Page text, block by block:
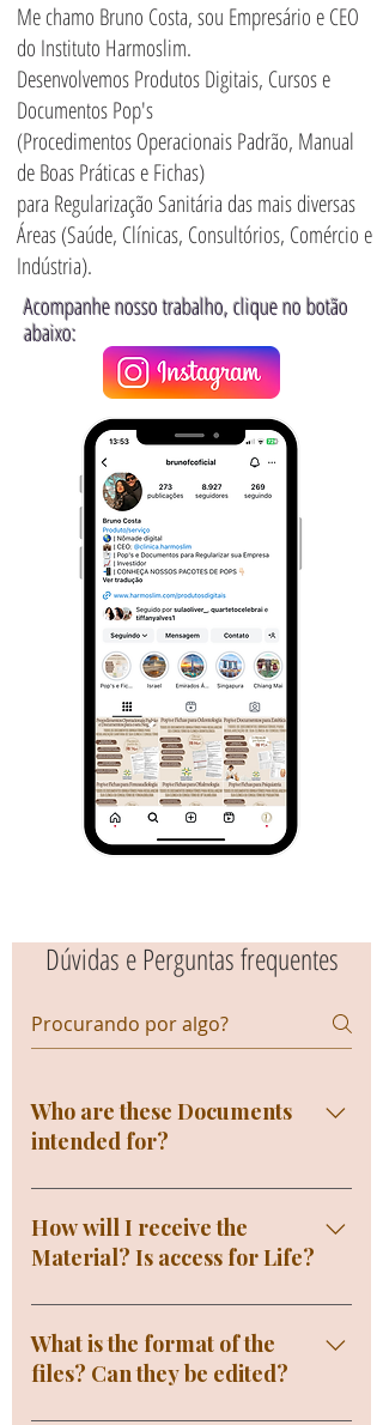
Me chamo Bruno Costa, sou Empresário e CEO
do Instituto Harmoslim.
Desenvolvemos Produtos Digitais, Cursos e
Documentos Pop's
(Procedimentos Operacionais Padrão, Manual
de Boas Práticas e Fichas)
para Regularização Sanitária das mais diversas
Áreas (Saúde, Clínicas, Consultórios, Comércio e
Indústria).
Acompanhe nosso trabalho, clique no botão
abaixo:
Dúvidas e Perguntas frequentes
Who are these Documents
intended for?
For Professionals and Business
Owners who need to Standardize
their Administrative routines,
Sanitation of their Company and
adapt to the requirements of
Health Surveillance and have all
How will I receive the
Material? Is access for Life?
You will receive access to the
Documents immediately in your
Email after Payment confirmation,
What is the format of the
files? Can they be edited?